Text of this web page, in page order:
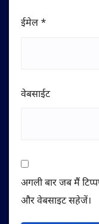
ईमेल *
वेबसाईट
अगली बार जब मैं
और वेबसाइट सहेजें।